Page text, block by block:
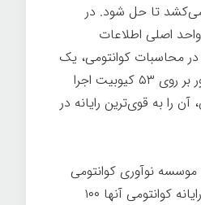
طول می‌کشد تا حل شود. در
اصلی اطلاعات
محاسبات کوانتومی، یک
کیوبیت‌ست. سیکامور بر روی ۵۳ کیوبیت اجرا
را به قوی‌ترین رایانه در
موسسه نوآوری کوانتومی
در چین ادعا کرد که رایانه کوانتومی آنها ۱۰۰